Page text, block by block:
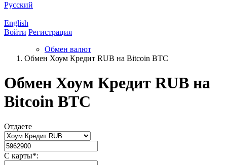
Русский
English
Войти Регистрация
Обмен валют
Обмен Хоум Кредит RUB на Bitcoin BTC
Обмен Хоум Кредит RUB на
Bitcoin BTC
Отдаете
С карты*: